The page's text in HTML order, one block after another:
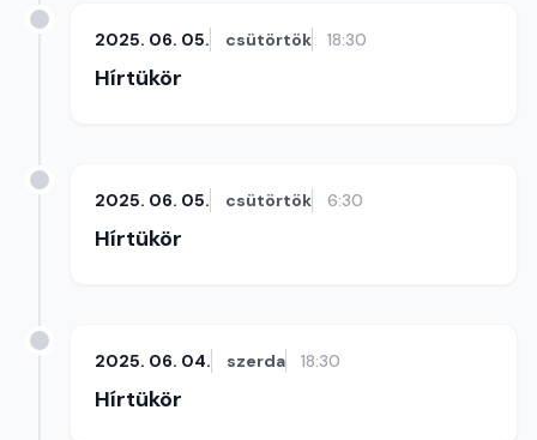
2025. 06. 05. csütörtök 18:30
Hírtükör
2025. 06. 05. csütörtök 6:30
Hírtükör
2025. 06. 04. szerda 18:30
Hírtükör